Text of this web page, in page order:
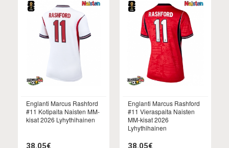
Englanti Marcus Rashford
#11 Kotipaita Naisten MM-
kisat 2026 Lyhythihainen
38.05€
Englanti Marcus Rashford
#11 Vieraspaita Naisten
MM-kisat 2026
Lyhythihainen
38.05€